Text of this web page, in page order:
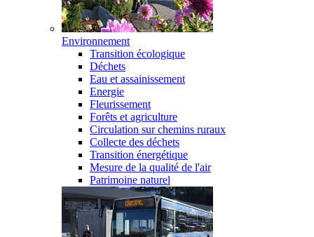
Environnement
Transition écologique
Déchets
Eau et assainissement
Energie
Fleurissement
Forêts et agriculture
Circulation sur chemins ruraux
Collecte des déchets
Transition énergétique
Mesure de la qualité de l'air
Patrimoine naturel